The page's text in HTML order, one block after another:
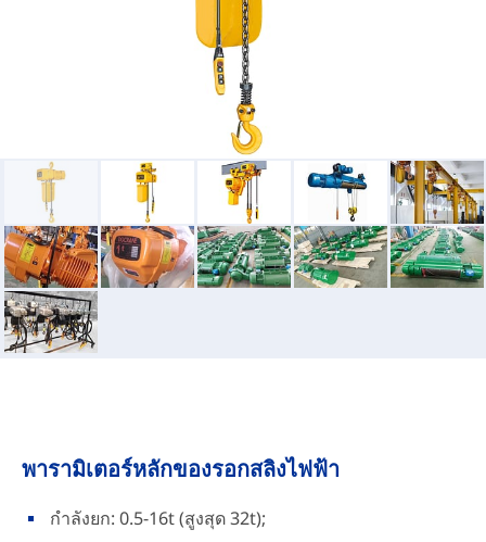
พารามิเตอร์หลักของรอกสลิงไฟฟ้า
กำลังยก: 0.5-16t (สูงสุด 32t);